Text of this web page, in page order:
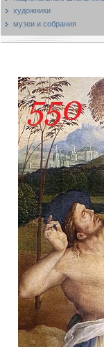
художники
музеи и собрания